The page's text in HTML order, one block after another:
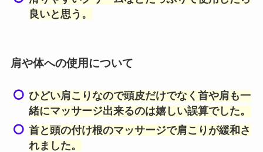
良いと思う。
肩や体への使用について
ひどい肩こりなので頭皮だけでなく首や肩も一
緒にマッサージ出来るのは嬉しい誤算でした。
首と頭の付け根のマッサージで肩こりが緩和さ
れました。